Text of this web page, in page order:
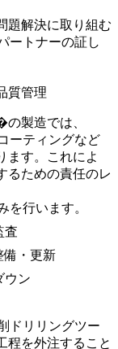
題解決に取り組む
ートナーの証し
質管理
製造では、
ーティングなど
ます。これによ
るための責任のレ
を行います。
査
備・更新
ウン
ドリリングツー
程を外注すること